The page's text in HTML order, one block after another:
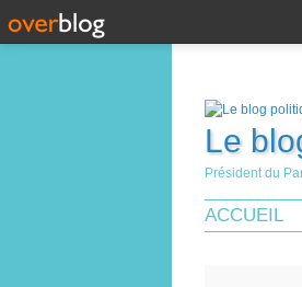
Le
Président du
ACCUEIL